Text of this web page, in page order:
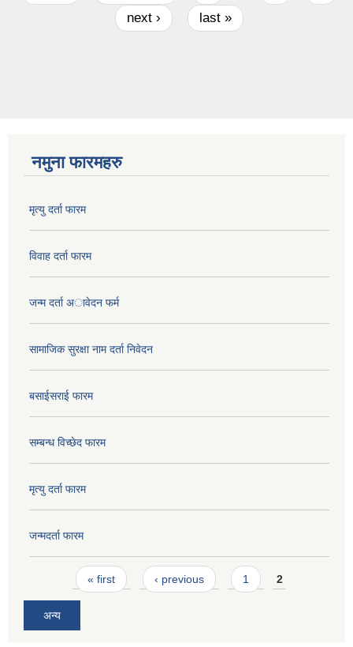
next › last »
नमुना फारमहरु
मृत्यु दर्ता फारम
विवाह दर्ता फारम
जन्म दर्ता अावेदन फर्म
सामाजिक सुरक्षा नाम दर्ता निवेदन
बसाईसराई फारम
सम्बन्ध विच्छेद फारम
मृत्यु दर्ता फारम
जन्मदर्ता फारम
Pages« first ‹ previous 1 2
अन्य